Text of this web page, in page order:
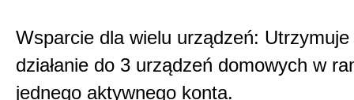
Wsparcie dla wielu urządzeń:
działanie do 3 urządzeń domowych w
jednego aktywnego konta.